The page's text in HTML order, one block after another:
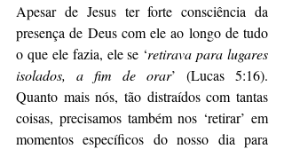
Apesar de Jesus ter forte consciência da
presença de Deus com ele ao longo de tudo
o que ele fazia, ele se ‘retirava para lugares
isolados, a fim de orar’ (Lucas 5:16).
Quanto mais nós, tão distraídos com tantas
coisas, precisamos também nos ‘retirar’ em
momentos específicos do nosso dia para